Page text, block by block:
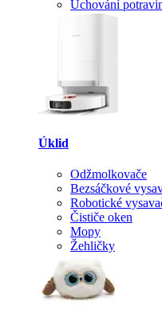
Uchování
Úklid
Odžmolkovače
Bezsáčkové
Robotické
Čističe oken
Mopy
Žehličky